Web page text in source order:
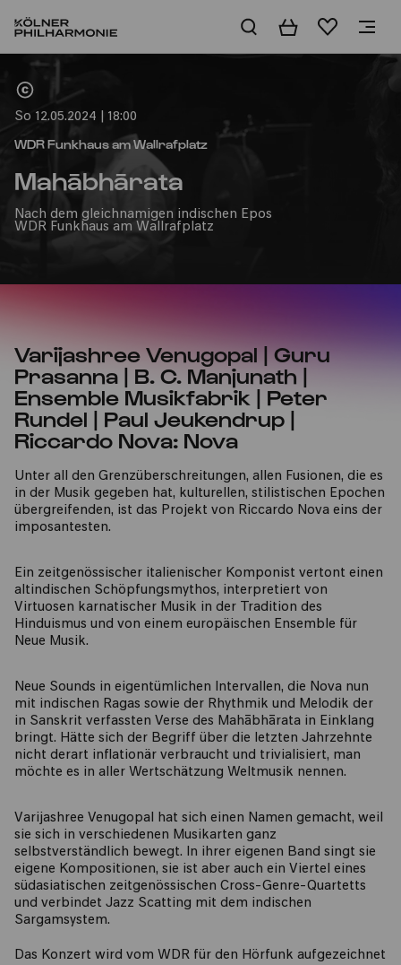
WarenkorbMerkliste
So 12.05.2024 | 18:00
WDR Funkhaus am Wallrafplatz
Mahābhārata
Nach dem gleichnamigen indischen Epos
WDR Funkhaus am Wallrafplatz
Varijashree Venugopal | Guru
Prasanna | B. C. Manjunath |
Ensemble Musikfabrik | Peter
Rundel | Paul Jeukendrup |
Riccardo Nova: Nova
Unter all den Grenzüberschreitungen, allen Fusionen, die es
in der Musik gegeben hat, kulturellen, stilistischen Epochen
übergreifenden, ist das Projekt von Riccardo Nova eins der
imposantesten.
Ein zeitgenössischer italienischer Komponist vertont einen
altindischen Schöpfungsmythos, interpretiert von
Virtuosen karnatischer Musik in der Tradition des
Hinduismus und von einem europäischen Ensemble für
Neue Musik.
Neue Sounds in eigentümlichen Intervallen, die Nova nun
mit indischen Ragas sowie der Rhythmik und Melodik der
in Sanskrit verfassten Verse des Mahābhārata in Einklang
bringt. Hätte sich der Begriff über die letzten Jahrzehnte
nicht derart inflationär verbraucht und trivialisiert, man
möchte es in aller Wertschätzung Weltmusik nennen.
Varijashree Venugopal hat sich einen Namen gemacht, weil
sie sich in verschiedenen Musikarten ganz
selbstverständlich bewegt. In ihrer eigenen Band singt sie
eigene Kompositionen, sie ist aber auch ein Viertel eines
südasiatischen zeitgenössischen Cross-Genre-Quartetts
und verbindet Jazz Scatting mit dem indischen
Sargamsystem.
Das Konzert wird vom WDR für den Hörfunk aufgezeichnet